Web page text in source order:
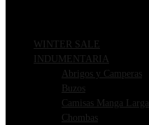
WINTER SALE
INDUMENTARIA
Abrigos y Camperas
Buzos
Camisas Manga Larga
Chombas